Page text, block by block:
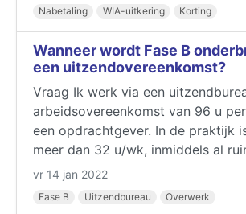
Nabetaling WIA-uitkering Korting
Wanneer wordt Fase B
een uitzendovereenkomst?
Vraag Ik werk via een
arbeidsovereenkomst van 96 u
een opdrachtgever. In de praktijk
meer dan 32 u/wk, inmiddels al
vr 14 jan 2022
Fase B Uitzendbureau Overwerk